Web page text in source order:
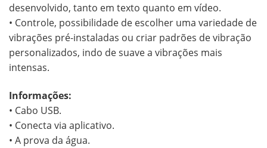
desenvolvido, tanto em texto quanto em vídeo.
• Controle, possibilidade de escolher uma variedade de
vibrações pré-instaladas ou criar padrões de vibração
personalizados, indo de suave a vibrações mais
intensas.
Informações:
• Cabo USB.
• Conecta via aplicativo.
• A prova da água.